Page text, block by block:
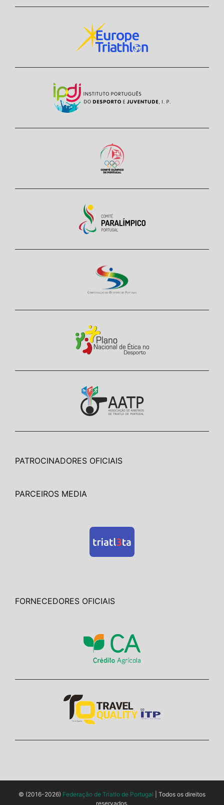
PATROCINADORES OFICIAIS
PARCEIROS MEDIA
FORNECEDORES OFICIAIS
© (2016-2026) Federação de Triatlo de Portugal | Todos os direitos
reservados.